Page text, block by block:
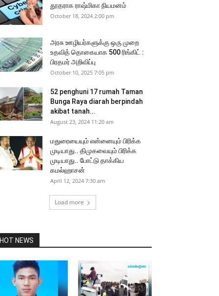
தூதராக ராஷ்மிகா நியமனம்
October 18, 2024 2:00 pm
அரசு ஊழியர்களுக்கு ஒரு முறை
உதவித் தொகையாக 500 ரிங்கிட் :
பிரதமர் அறிவிப்பு
October 10, 2025 7:05 pm
52 penghuni 17 rumah Taman
Bunga Raya diarah berpindah
akibat tanah...
August 23, 2024 11:20 am
மதுரையையும் என்னையும் பிரிக்க
முடியாது.. திமுகவையும் பிரிக்க
முடியாது.. போட்டு தாக்கிய
கமல்ஹாசன்
April 12, 2024 7:30 am
Load more
HOT NEWS